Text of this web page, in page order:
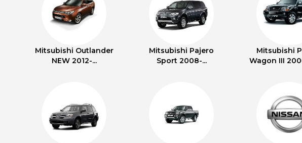
Mitsubishi Outlander
NEW 2012-...
Mitsubishi Pajero
Sport 2008-...
Mitsubishi
Wagon III